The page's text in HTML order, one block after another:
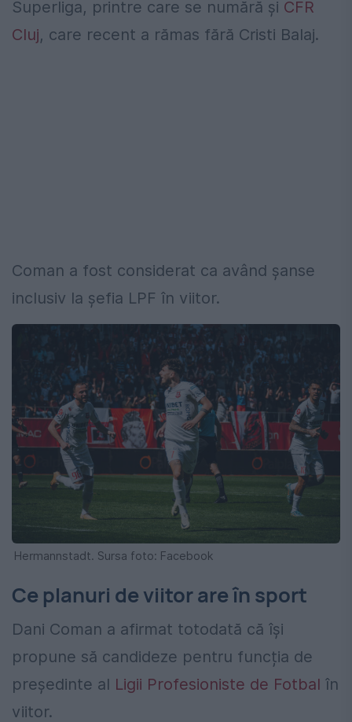
Superliga, printre care se numără și CFR
Cluj, care recent a rămas fără Cristi Balaj.
Coman a fost considerat ca având șanse
inclusiv la șefia LPF în viitor.
Hermannstadt. Sursa foto: Facebook
Ce planuri de viitor are în sport
Dani Coman a afirmat totodată că își
propune să candideze pentru funcția de
președinte al Ligii Profesioniste de Fotbal în
viitor.